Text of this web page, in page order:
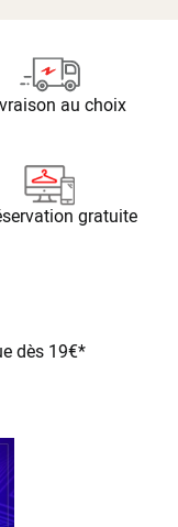
au choix
gratuite
dès 19€*